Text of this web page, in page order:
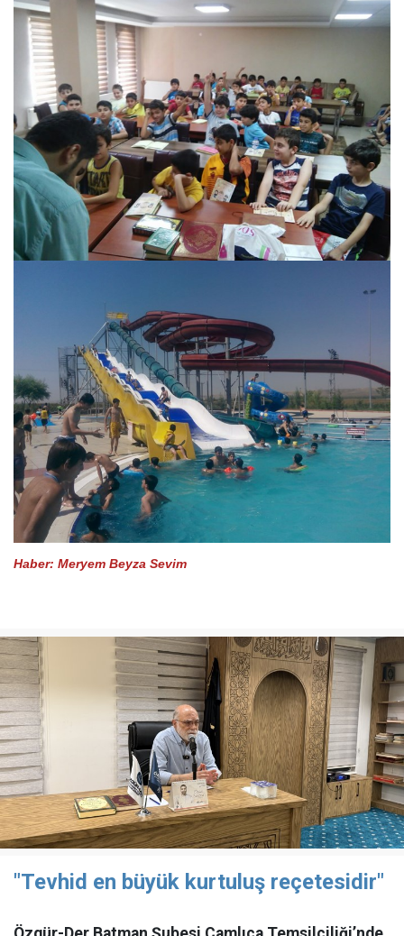
Haber: Meryem Beyza Sevim
"Tevhid en büyük kurtuluş reçetesidir"